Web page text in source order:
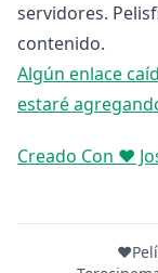
servidores.
contenido.
Algún enlace
estaré
Creado Con ❤️